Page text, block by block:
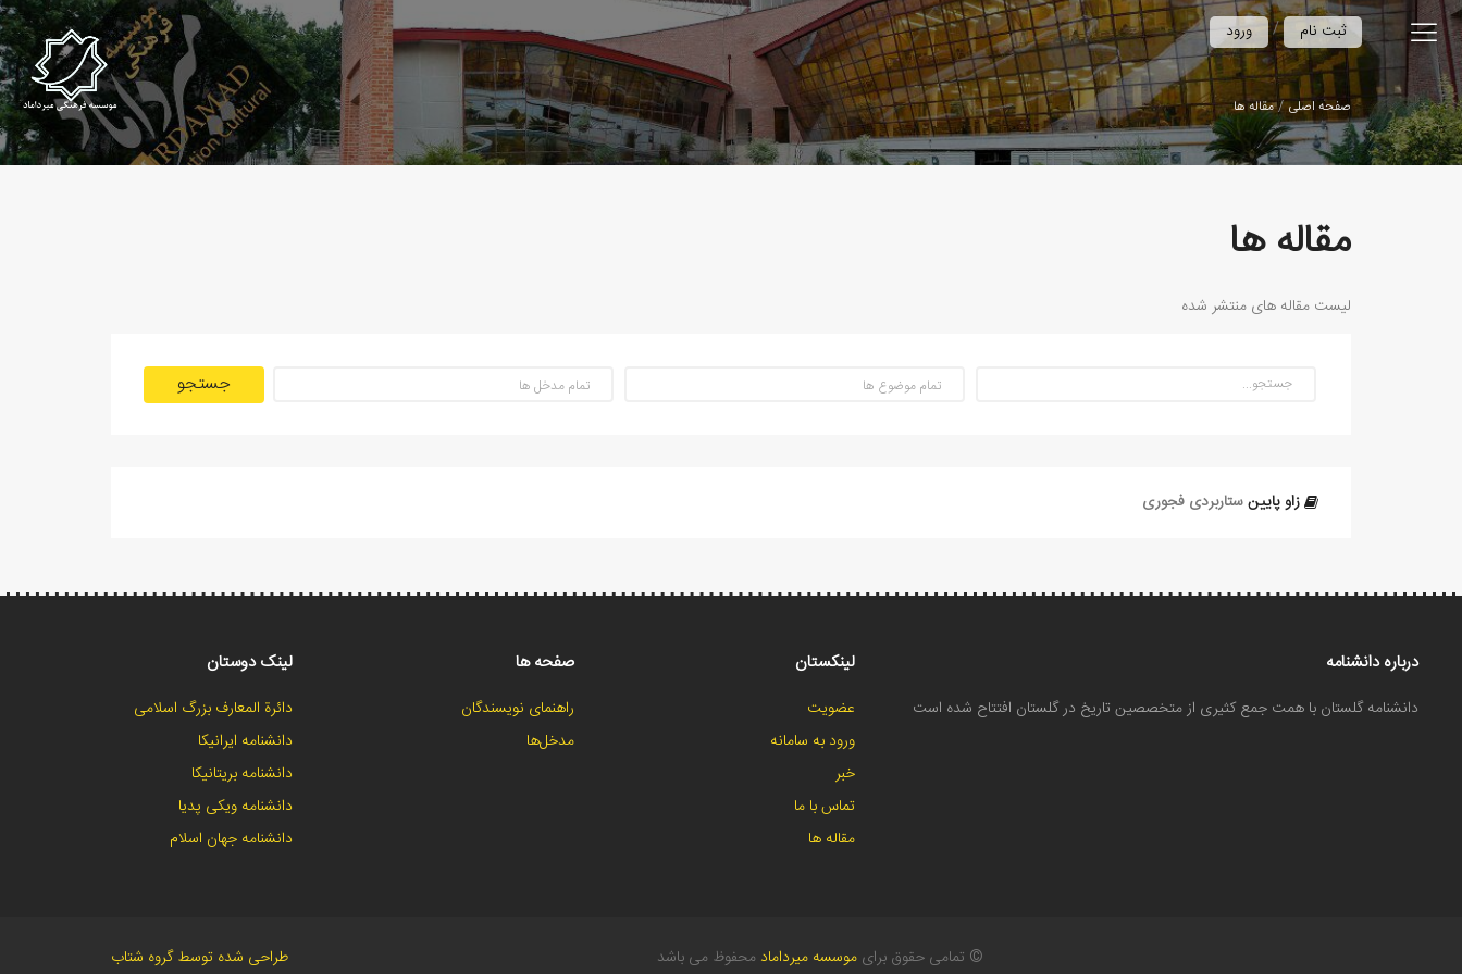
ورود / ثبت نام
صفحه اصلی مقاله ها
مقاله ها
لیست مقاله های منتشر شده
جستجو
زاو پایینستاربردی فجوری
درباره دانشنامه
دانشنامه گلستان با همت جمع کثیری از متخصصین تاریخ در گلستان افتتاح شده است
لینکستان
عضویت
ورود به سامانه
خبر
تماس با ما
مقاله ها
صفحه ها
راهنمای نویسندگان
مدخل‌ها
لینک دوستان
دائرة المعارف بزرگ اسلامی
دانشنامه ایرانیکا
دانشنامه بریتانیکا
دانشنامه ویکی پدیا
دانشنامه جهان اسلام
طراحی شده توسط گروه شتاب © تمامی حقوق برای موسسه میرداماد محفوظ می باشد